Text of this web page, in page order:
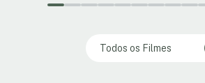
Todos os Filmes